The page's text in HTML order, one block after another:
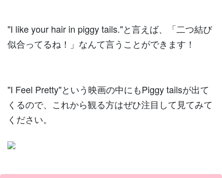
"I like your hair in piggy tails."と言えば、「二つ結び
似合ってるね！」なんて言うことができます！
"I Feel Pretty"という映画の中にもPiggy tailsが出て
くるので、これから観る方はぜひ注目して見てみて
ください。